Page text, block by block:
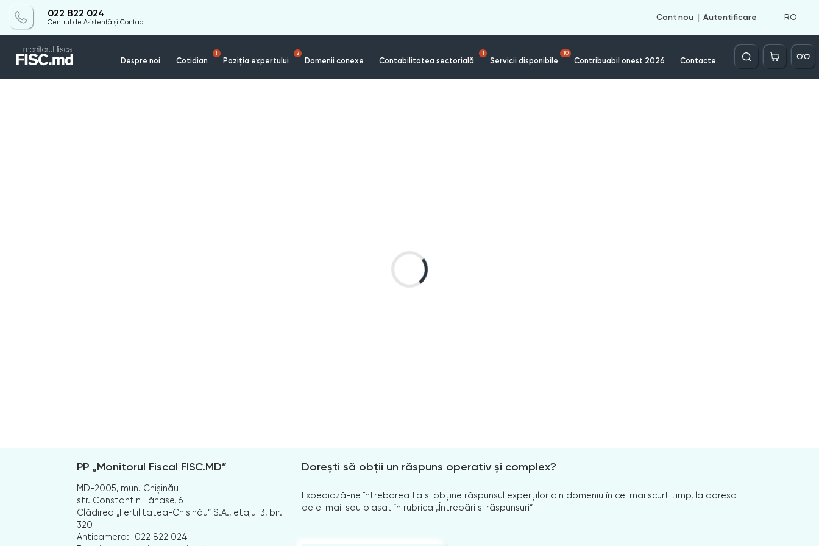
022 822 024
Centrul de Asistență și Contact
Cont nou Autentificare RO
Despre noi Cotidian
1
Poziția expertului
2
Domenii conexe Contabilitatea sectorială
1
Servicii disponibile
10
Contribuabil onest 2026 Contacte
Căutare
PP „Monitorul Fiscal FISC.MD”
MD-2005, mun. Chișinău
str. Constantin Tănase, 6
Clădirea „Fertilitatea-Chișinău” S.A., etajul 3, bir.
320
Anticamera:
022 822 024
Dorești să obții un răspuns operativ și complex?
Expediază-ne întrebarea ta și obține răspunsul experților din domeniu în cel mai scurt timp, la adresa
de e-mail sau plasat în rubrica „Întrebări și răspunsuri”